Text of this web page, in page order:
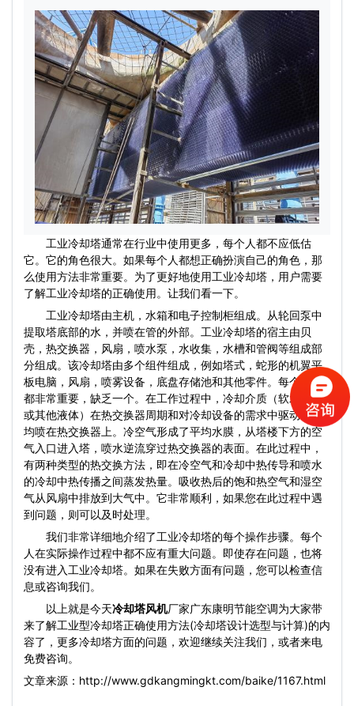
工业冷却塔通常在行业中使用更多，每个人都不应低估
它。它的角色很大。如果每个人都想正确扮演自己的角色，那
么使用方法非常重要。为了更好地使用工业冷却塔，用户需要
了解工业冷却塔的正确使用。让我们看一下。
工业冷却塔由主机，水箱和电子控制柜组成。从轮回泵中
提取塔底部的水，并喷在管的外部。工业冷却塔的宿主由贝
壳，热交换器，风扇，喷水泵，水收集，水槽和管阀等组成部
分组成。该冷却塔由多个组件组成，例如塔式，蛇形的机翼平
板电脑，风扇，喷雾设备，底盘存储池和其他零件。每个部分
都非常重要，缺乏一个。在工作过程中，冷却介质（软水，油
或其他液体）在热交换器周期和对冷却设备的需求中驱动，平
均喷在热交换器上。冷空气形成了平均水膜，从塔楼下方的空
气入口进入塔，喷水逆流穿过热交换器的表面。在此过程中，
有两种类型的热交换方法，即在冷空气和冷却中热传导和喷水
的冷却中热传播之间蒸发热量。吸收热后的饱和热空气和湿空
气从风扇中排放到大气中。它非常顺利，如果您在此过程中遇
到问题，则可以及时处理。
我们非常详细地介绍了工业冷却塔的每个操作步骤。每个
人在实际操作过程中都不应有重大问题。即使存在问题，也将
没有进入工业冷却塔。如果在失败方面有问题，您可以检查信
息或咨询我们。
以上就是今天冷却塔风机厂家广东康明节能空调为大家带
来了解工业型冷却塔正确使用方法(冷却塔设计选型与计算)的内
容了，更多冷却塔方面的问题，欢迎继续关注我们，或者来电
免费咨询。
文章来源：http://www.gdkangmingkt.com/baike/1167.html